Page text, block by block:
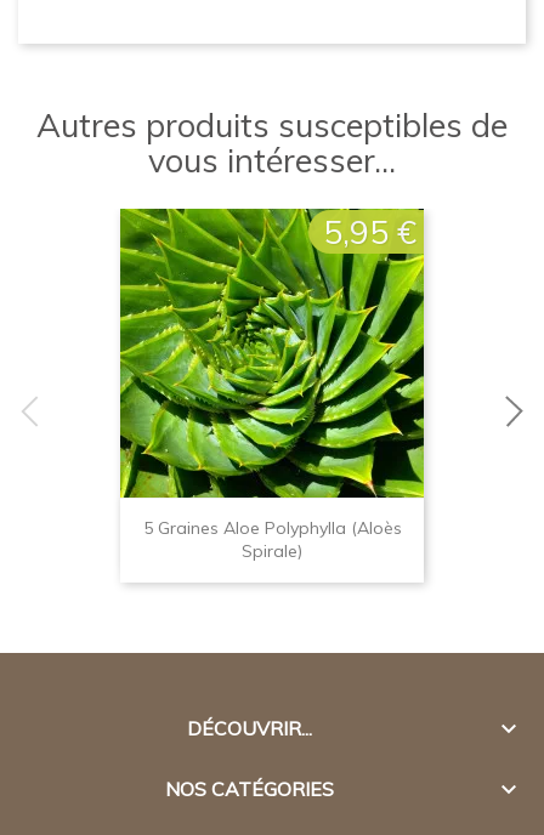
Autres produits susceptibles de
vous intéresser...
5 Graines Aloe Polyphylla (aloès
Spirale)
Prix
5,95 €
DÉCOUVRIR... 
NOS CATÉGORIES 